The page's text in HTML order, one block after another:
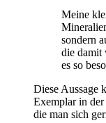
Meine
sondern
die damit
es so
Diese Aussage
Exemplar in der
die man sich